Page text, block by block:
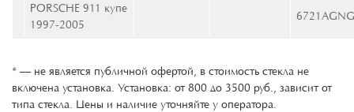
PORSCHE 911 купе
1997-2005
* — не является публичной офертой, в стоимость стекла не
включена установка. Установка: от 800 до 3500 руб., зависит от
типа стекла. Цены и наличие уточняйте у оператора.